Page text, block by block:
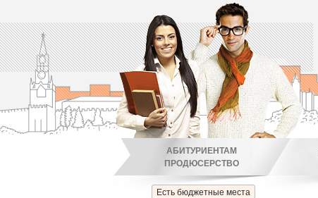
Есть бюджетные места
АБИТУРИЕНТАМ
ПРОДЮСЕРСТВО